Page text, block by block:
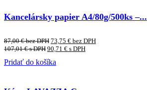
Kancelársky papier A4/80g/500ks –...
87,00€bez DPH 73,75 € bez DPH
107,01€s DPH 90,71 € s DPH
Pridať do košíka